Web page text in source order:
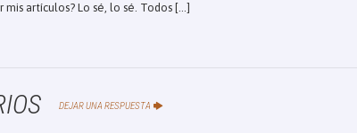
mis artículos? Lo sé, lo sé. Todos [...]
DEJAR UNA RESPUESTA